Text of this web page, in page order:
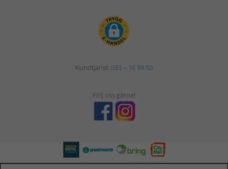
Kundtjänst: 033 – 16 99 50
Följ oss gärna!